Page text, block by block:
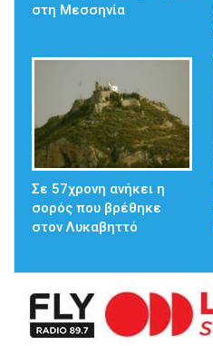
στη Μεσσηνία
Σε 57χρονη ανήκει η
σορός που βρέθηκε
στον Λυκαβηττό